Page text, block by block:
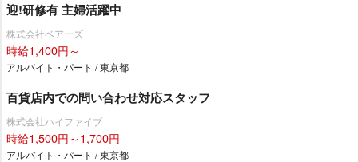
迎!研修有 主婦活躍中
株式会社ベアーズ
時給1,400円～
アルバイト・パート / 東京都
百貨店内での問い合わせ対応スタッフ
株式会社ハイファイブ
時給1,500円～1,700円
アルバイト・パート / 東京都